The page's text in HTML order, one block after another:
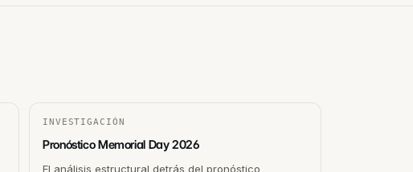
INVESTIGACIÓN
Pronóstico Memorial Day 2026
El análisis estructural detrás del pronóstico